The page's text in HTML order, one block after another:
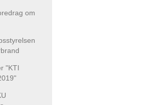
om
"KTI